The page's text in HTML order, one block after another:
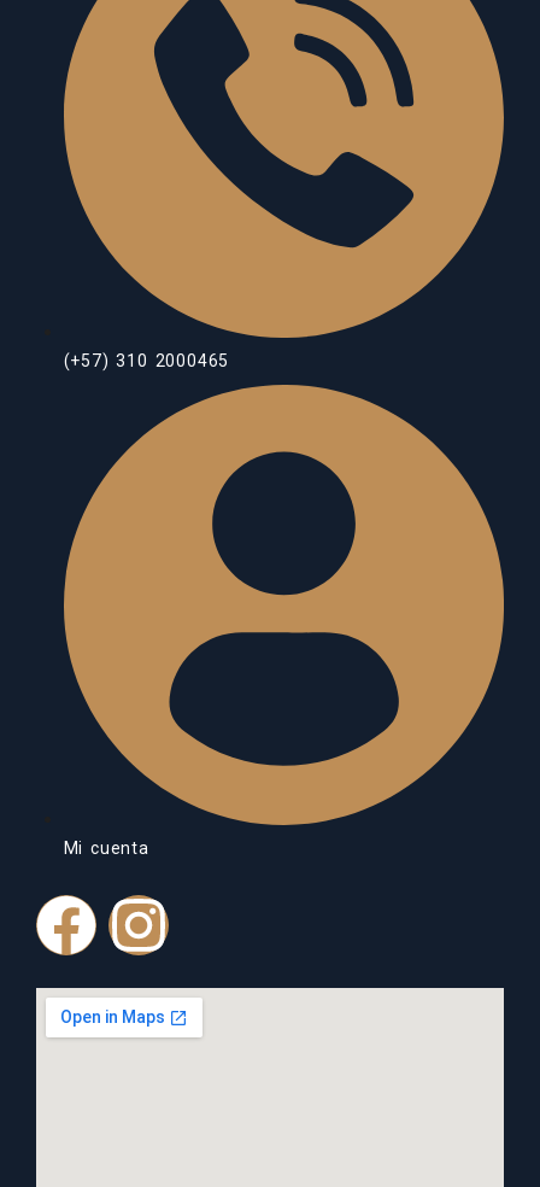
(+57) 310 2000465
Mi cuenta